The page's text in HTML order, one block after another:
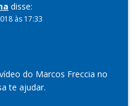
disse:
às 17:33
do Marcos Freccia no
te ajudar.